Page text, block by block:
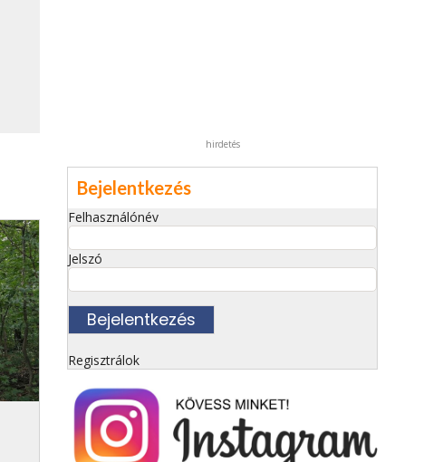
hirdetés
Bejelentkezés
Felhasználónév
Jelszó
Regisztrálok